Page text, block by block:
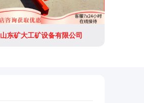
山东矿大工矿设备有限公司